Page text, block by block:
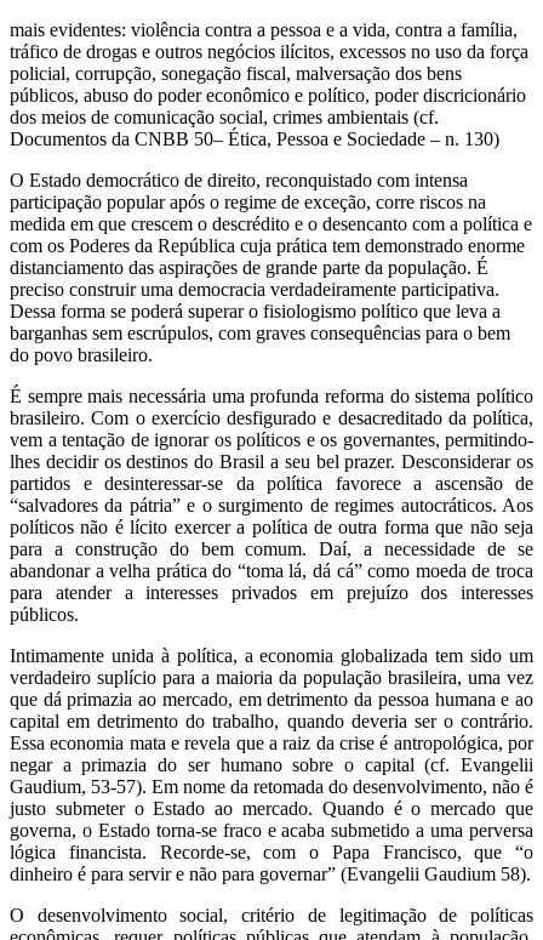
mais evidentes: violência contra a pessoa e a vida, contra a família,
tráfico de drogas e outros negócios ilícitos, excessos no uso da força
policial, corrupção, sonegação fiscal, malversação dos bens
públicos, abuso do poder econômico e político, poder discricionário
dos meios de comunicação social, crimes ambientais (cf.
Documentos da CNBB 50– Ética, Pessoa e Sociedade – n. 130)
O Estado democrático de direito, reconquistado com intensa
participação popular após o regime de exceção, corre riscos na
medida em que crescem o descrédito e o desencanto com a política e
com os Poderes da República cuja prática tem demonstrado enorme
distanciamento das aspirações de grande parte da população. É
preciso construir uma democracia verdadeiramente participativa.
Dessa forma se poderá superar o fisiologismo político que leva a
barganhas sem escrúpulos, com graves consequências para o bem
do povo brasileiro.
É sempre mais necessária uma profunda reforma do sistema político
brasileiro. Com o exercício desfigurado e desacreditado da política,
vem a tentação de ignorar os políticos e os governantes, permitindo-
lhes decidir os destinos do Brasil a seu bel prazer. Desconsiderar os
partidos e desinteressar-se da política favorece a ascensão de
“salvadores da pátria” e o surgimento de regimes autocráticos. Aos
políticos não é lícito exercer a política de outra forma que não seja
para a construção do bem comum. Daí, a necessidade de se
abandonar a velha prática do “toma lá, dá cá” como moeda de troca
para atender a interesses privados em prejuízo dos interesses
públicos.
Intimamente unida à política, a economia globalizada tem sido um
verdadeiro suplício para a maioria da população brasileira, uma vez
que dá primazia ao mercado, em detrimento da pessoa humana e ao
capital em detrimento do trabalho, quando deveria ser o contrário.
Essa economia mata e revela que a raiz da crise é antropológica, por
negar a primazia do ser humano sobre o capital (cf. Evangelii
Gaudium, 53-57). Em nome da retomada do desenvolvimento, não é
justo submeter o Estado ao mercado. Quando é o mercado que
governa, o Estado torna-se fraco e acaba submetido a uma perversa
lógica financista. Recorde-se, com o Papa Francisco, que “o
dinheiro é para servir e não para governar” (Evangelii Gaudium 58).
O desenvolvimento social, critério de legitimação de políticas